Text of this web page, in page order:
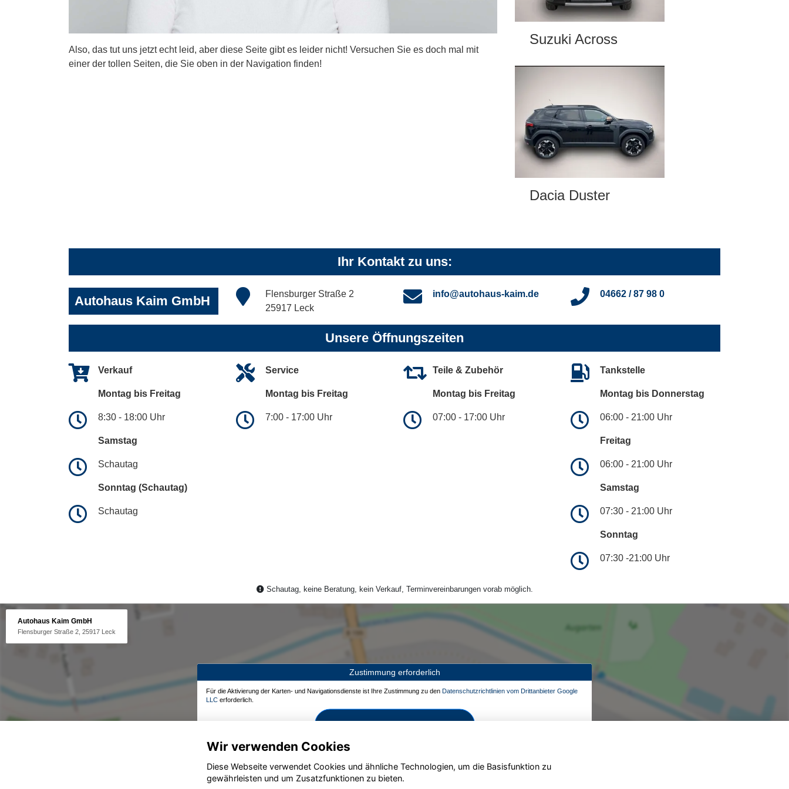
Also, das tut uns jetzt echt leid, aber diese Seite gibt es leider nicht! Versuchen Sie es doch mal mit
einer der tollen Seiten, die Sie oben in der Navigation finden!
Suzuki Across
Dacia Duster
Ihr Kontakt zu uns:
Autohaus Kaim GmbH
Flensburger Straße 2
25917 Leck
info@autohaus-kaim.de 04662 / 87 98 0
Unsere Öffnungszeiten
Verkauf
Montag bis Freitag
8:30 - 18:00 Uhr
Samstag
Schautag
Sonntag (Schautag)
Schautag
Service
Montag bis Freitag
7:00 - 17:00 Uhr
Teile & Zubehör
Montag bis Freitag
07:00 - 17:00 Uhr
Tankstelle
Montag bis Donnerstag
06:00 - 21:00 Uhr
Freitag
06:00 - 21:00 Uhr
Samstag
07:30 - 21:00 Uhr
Sonntag
07:30 -21:00 Uhr
Schautag, keine Beratung, kein Verkauf, Terminvereinbarungen vorab möglich.
Autohaus Kaim GmbH
Flensburger Straße 2, 25917 Leck
Zustimmung erforderlich
Für die Aktivierung der Karten- und Navigationsdienste ist Ihre Zustimmung zu den Datenschutzrichtlinien vom Drittanbieter Google
LLC erforderlich.
Zustimmen und aktivieren
Wir verwenden Cookies
Diese Webseite verwendet Cookies und ähnliche Technologien, um die Basisfunktion zu
gewährleisten und um Zusatzfunktionen zu bieten.